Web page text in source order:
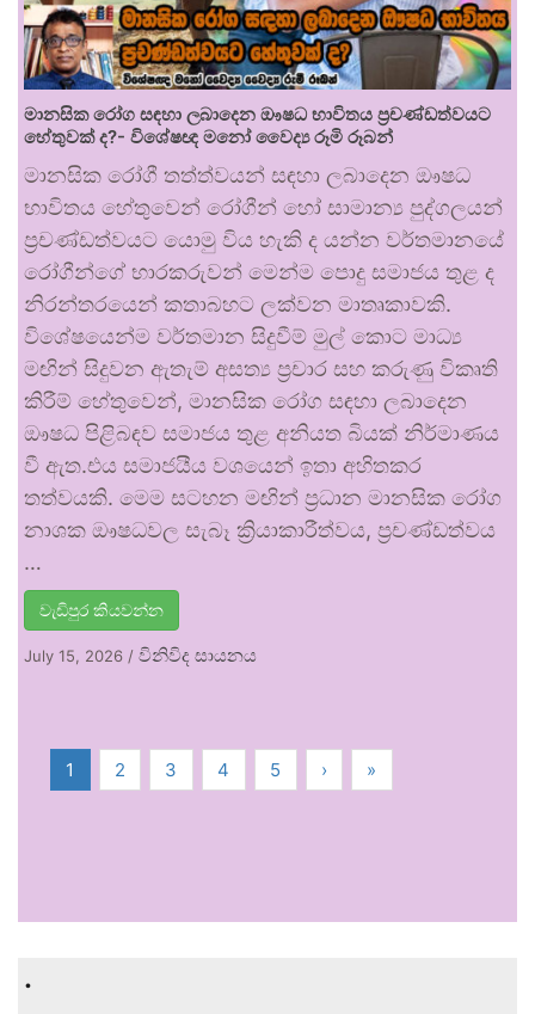
මානසික රෝග සඳහා ලබාදෙන ඖෂධ භාවිතය ප්‍රචණ්ඩත්වයට
හේතුවක් ද?- විශේෂඥ මනෝ වෛද්‍ය රූමි රූබන්
මානසික රෝගී තත්ත්වයන් සඳහා ලබාදෙන ඖෂධ
භාවිතය හේතුවෙන් රෝගීන් හෝ සාමාන්‍ය පුද්ගලයන්
ප්‍රචණ්ඩත්වයට යොමු විය හැකි ද යන්න වර්තමානයේ
රෝගීන්ගේ භාරකරුවන් මෙන්ම පොදු සමාජය තුළ ද
නිරන්තරයෙන් කතාබහට ලක්වන මාතෘකාවකි.
විශේෂයෙන්ම වර්තමාන සිදුවීම් මුල් කොට මාධ්‍ය
මඟින් සිදුවන ඇතැම් අසත්‍ය ප්‍රචාර සහ කරුණු විකෘති
කිරීම් හේතුවෙන්, මානසික රෝග සඳහා ලබාදෙන
ඖෂධ පිළිබඳව සමාජය තුළ අනියත බියක් නිර්මාණය
වී ඇත.එය සමාජයීය වශයෙන් ඉතා අහිතකර
තත්වයකි. මෙම සටහන මඟින් ප්‍රධාන මානසික රෝග
නාශක ඖෂධවල සැබෑ ක්‍රියාකාරීත්වය, ප්‍රචණ්ඩත්වය
…
වැඩිපුර කියවන්න
July 15, 2026 / විනිවිද සායනය
1 2 3 4 5 › »
.